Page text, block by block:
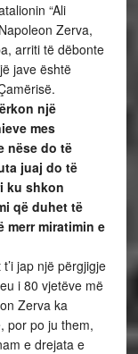
“Ali
Zerva,
arriti të dëbonte
jave është
një
mes
nëse do të
juaj do të
ku shkon
që duhet të
merr miratimin e
jap një përgjigje
i 80 vjetëve më
Zerva ka
por po ju them,
e drejata e